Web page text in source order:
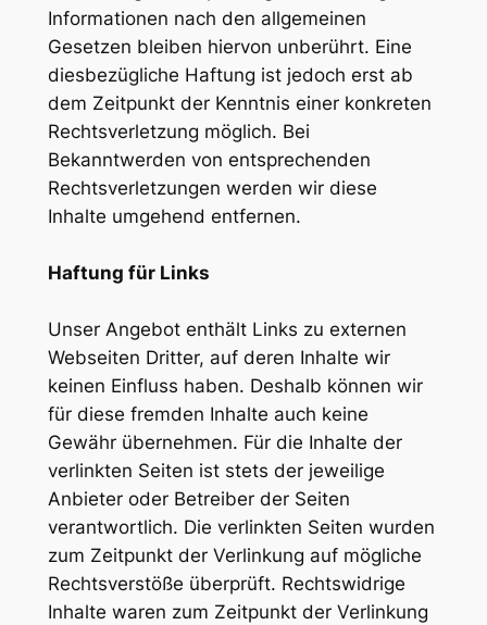
Informationen nach den allgemeinen
Gesetzen bleiben hiervon unberührt. Eine
diesbezügliche Haftung ist jedoch erst ab
dem Zeitpunkt der Kenntnis einer konkreten
Rechtsverletzung möglich. Bei
Bekanntwerden von entsprechenden
Rechtsverletzungen werden wir diese
Inhalte umgehend entfernen.
Haftung für Links
Unser Angebot enthält Links zu externen
Webseiten Dritter, auf deren Inhalte wir
keinen Einfluss haben. Deshalb können wir
für diese fremden Inhalte auch keine
Gewähr übernehmen. Für die Inhalte der
verlinkten Seiten ist stets der jeweilige
Anbieter oder Betreiber der Seiten
verantwortlich. Die verlinkten Seiten wurden
zum Zeitpunkt der Verlinkung auf mögliche
Rechtsverstöße überprüft. Rechtswidrige
Inhalte waren zum Zeitpunkt der Verlinkung